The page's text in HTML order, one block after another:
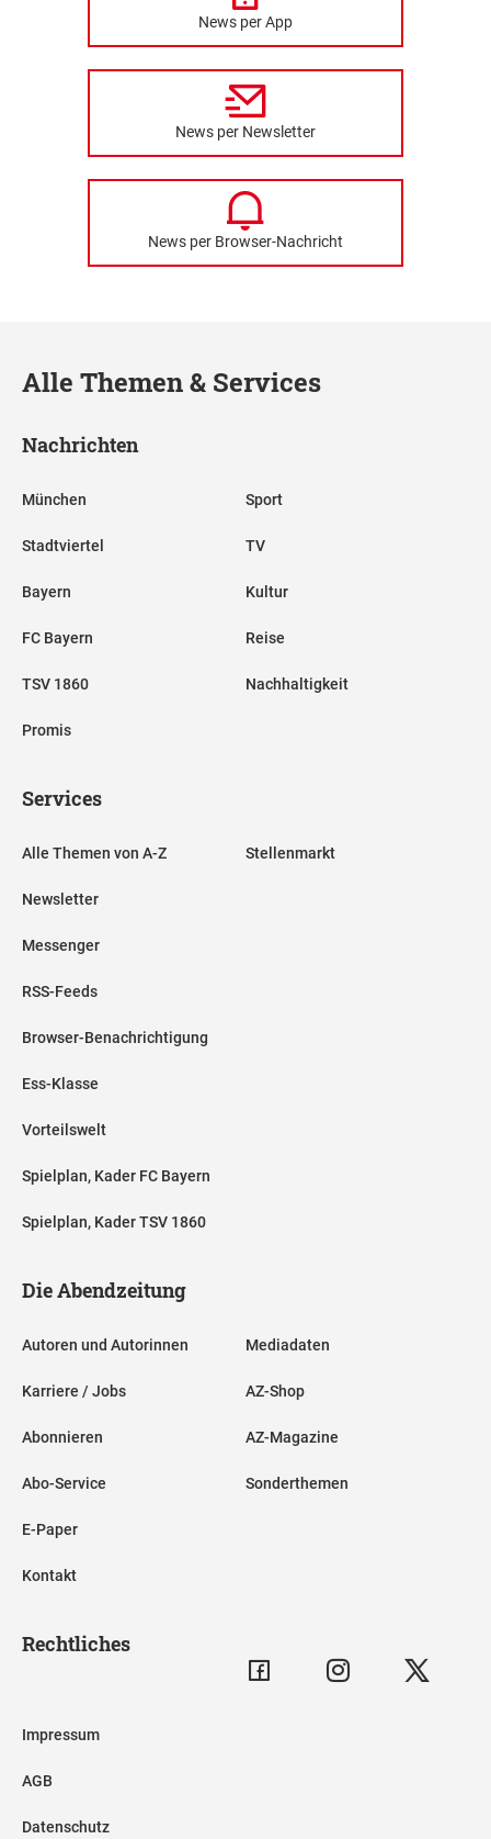
News per App
News per Newsletter
News per Browser-Nachricht
Alle Themen & Services
Nachrichten
München
Stadtviertel
Bayern
FC Bayern
TSV 1860
Promis
Sport
TV
Kultur
Reise
Nachhaltigkeit
Services
Alle Themen von A-Z
Newsletter
Messenger
RSS-Feeds
Browser-Benachrichtigung
Ess-Klasse
Vorteilswelt
Spielplan, Kader FC Bayern
Spielplan, Kader TSV 1860
Stellenmarkt
Die Abendzeitung
Autoren und Autorinnen
Karriere / Jobs
Abonnieren
Abo-Service
E-Paper
Kontakt
Mediadaten
AZ-Shop
AZ-Magazine
Sonderthemen
Rechtliches
Impressum
AGB
Datenschutz